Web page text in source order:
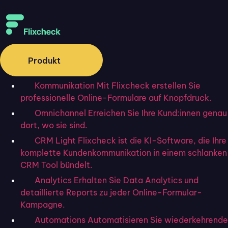
Produkt
Kommunikation Mit Flixcheck erstellen Sie
professionelle Online-Formulare auf Knopfdruck.
Omnichannel Erreichen Sie Ihre Kund:innen genau
dort, wo sie sind.
CRM Light Flixcheck ist die KI-Software, die Ihre
komplette Kundenkommunikation in einem schlanken
CRM Tool bündelt.
Analytics Erhalten Sie Data Analytics und
detaillierte Reports zu jeder Online-Formular-
Kampagne.
Automations Automatisieren Sie wiederkehrende
Startseite »Blog»Wie fügt man in Excel eine digitale Signatur